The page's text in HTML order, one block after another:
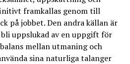
framkallas genom till
på jobbet. Den andra källan är
uppslukad av en uppgift för
mellan utmaning och
sina naturliga talanger